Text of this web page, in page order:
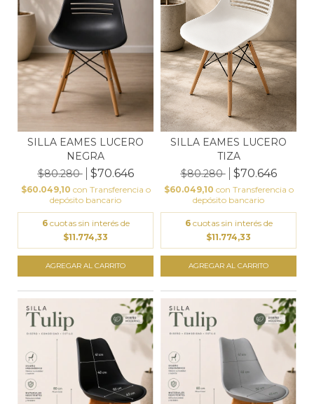
SILLA EAMES LUCERO
NEGRA
$80.280
$70.646
$60.049,10 con Transferencia o
depósito bancario
6 cuotas sin interés de
$11.774,33
SILLA EAMES LUCERO
TIZA
$80.280
$70.646
$60.049,10 con Transferencia o
depósito bancario
6 cuotas sin interés de
$11.774,33